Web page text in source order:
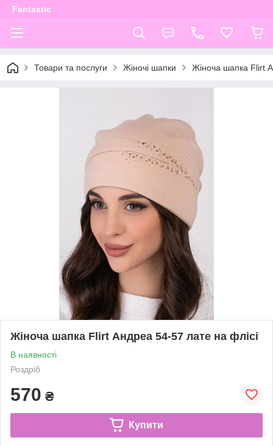
Fantastic
Товари та послуги Жіночі шапки Жіноча шапка Flirt
Жіноча шапка Flirt Андреа 54-57 лате на флісі
В наявності
Роздріб
570 ₴
Купити